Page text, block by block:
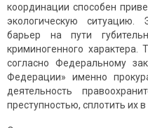
координации способен
экологическую ситуацию.
барьер на пути
криминогенного
согласно Федеральному
Федерации» именно
деятельность
преступностью, сплотить их